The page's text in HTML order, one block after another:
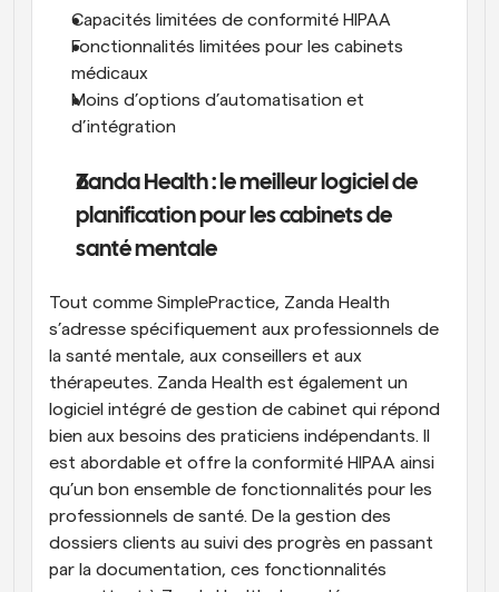
Capacités limitées de conformité HIPAA
Fonctionnalités limitées pour les cabinets
médicaux
Moins d’options d’automatisation et
d’intégration
Zanda Health : le meilleur logiciel de
planification pour les cabinets de
santé mentale
Tout comme SimplePractice, Zanda Health
s’adresse spécifiquement aux professionnels de
la santé mentale, aux conseillers et aux
thérapeutes. Zanda Health est également un
logiciel intégré de gestion de cabinet qui répond
bien aux besoins des praticiens indépendants. Il
est abordable et offre la conformité HIPAA ainsi
qu’un bon ensemble de fonctionnalités pour les
professionnels de santé. De la gestion des
dossiers clients au suivi des progrès en passant
par la documentation, ces fonctionnalités